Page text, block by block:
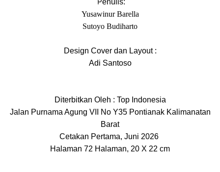
Yusawinur Barella
Sutoyo Budiharto
Design Cover dan Layout :
Adi Santoso
Diterbitkan Oleh : Top Indonesia
Jalan Purnama Agung VII No Y35 Pontianak Kalimanatan
Barat
Cetakan Pertama, Juni 2026
Halaman 72 Halaman, 20 X 22 cm